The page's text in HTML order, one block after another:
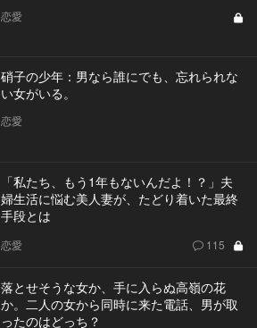
恋愛
硝子の少年：男なら誰にでも、忘れられな
い女がいる。
恋愛
「私たち、もう1年もないんだよ！？」夫
婦生活に悩む美人妻が、たどり着いた最終
手段とは
恋愛 115
落とせそうな女か、手に入らぬ高嶺の花
か。二人の女から同時に来た電話、男が取
ったのはどっち？